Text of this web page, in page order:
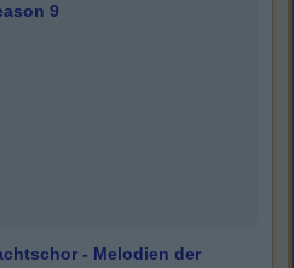
9
- Melodien der